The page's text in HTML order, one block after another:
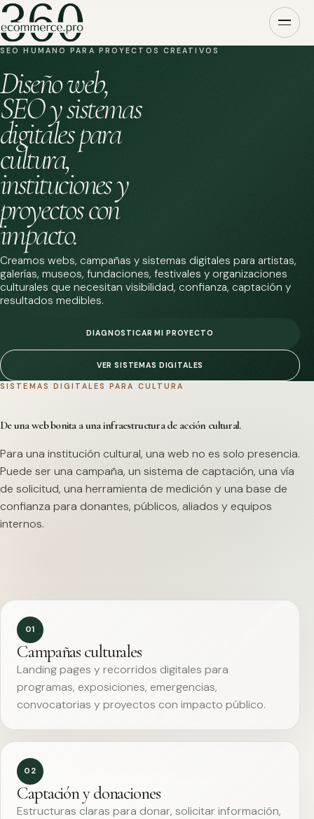
SEO HUMANO PARA PROYECTOS CREATIVOS
Diseño web,
SEO y sistemas
digitales para
cultura,
instituciones y
proyectos con
impacto.
Creamos webs, campañas y sistemas digitales para artistas,
galerías, museos, fundaciones, festivales y organizaciones
culturales que necesitan visibilidad, confianza, captación y
resultados medibles.
DIAGNOSTICAR MI PROYECTO
VER SISTEMAS DIGITALES
SISTEMAS DIGITALES PARA CULTURA
De una web bonita a una infraestructura de acción cultural.
Para una institución cultural, una web no es solo presencia.
Puede ser una campaña, un sistema de captación, una vía
de solicitud, una herramienta de medición y una base de
confianza para donantes, públicos, aliados y equipos
internos.
01
Campañas culturales
Landing pages y recorridos digitales para
programas, exposiciones, emergencias,
convocatorias y proyectos con impacto público.
02
Captación y donaciones
Estructuras claras para donar, solicitar información,